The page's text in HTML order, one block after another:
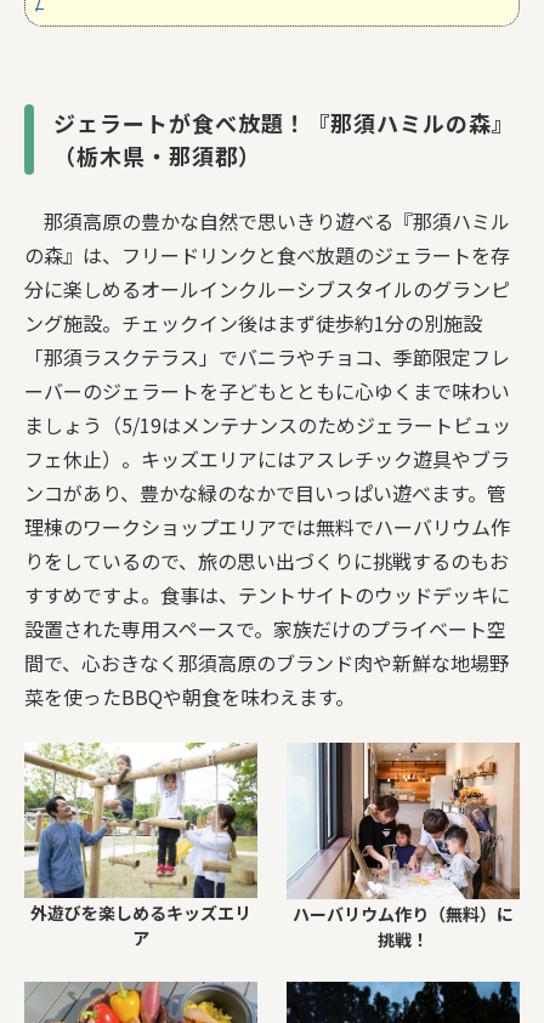
ジェラートが食べ放題！『那須ハミルの森』
（栃⽊県・那須郡）
那須高原の豊かな自然で思いきり遊べる『那須ハミル
の森』は、フリードリンクと食べ放題のジェラートを存
分に楽しめるオールインクルーシブスタイルのグランピ
ング施設。チェックイン後はまず徒歩約1分の別施設
「那須ラスクテラス」でバニラやチョコ、季節限定フレ
ーバーのジェラートを子どもとともに心ゆくまで味わい
ましょう（5/19はメンテナンスのためジェラートビュッ
フェ休止）。キッズエリアにはアスレチック遊具やブラ
ンコがあり、豊かな緑のなかで目いっぱい遊べます。管
理棟のワークショップエリアでは無料でハーバリウム作
りをしているので、旅の思い出づくりに挑戦するのもお
すすめですよ。食事は、テントサイトのウッドデッキに
設置された専用スペースで。家族だけのプライベート空
間で、心おきなく那須高原のブランド肉や新鮮な地場野
菜を使ったBBQや朝食を味わえます。
外遊びを楽しめるキッズエリ
ア
ハーバリウム作り（無料）に
挑戦！